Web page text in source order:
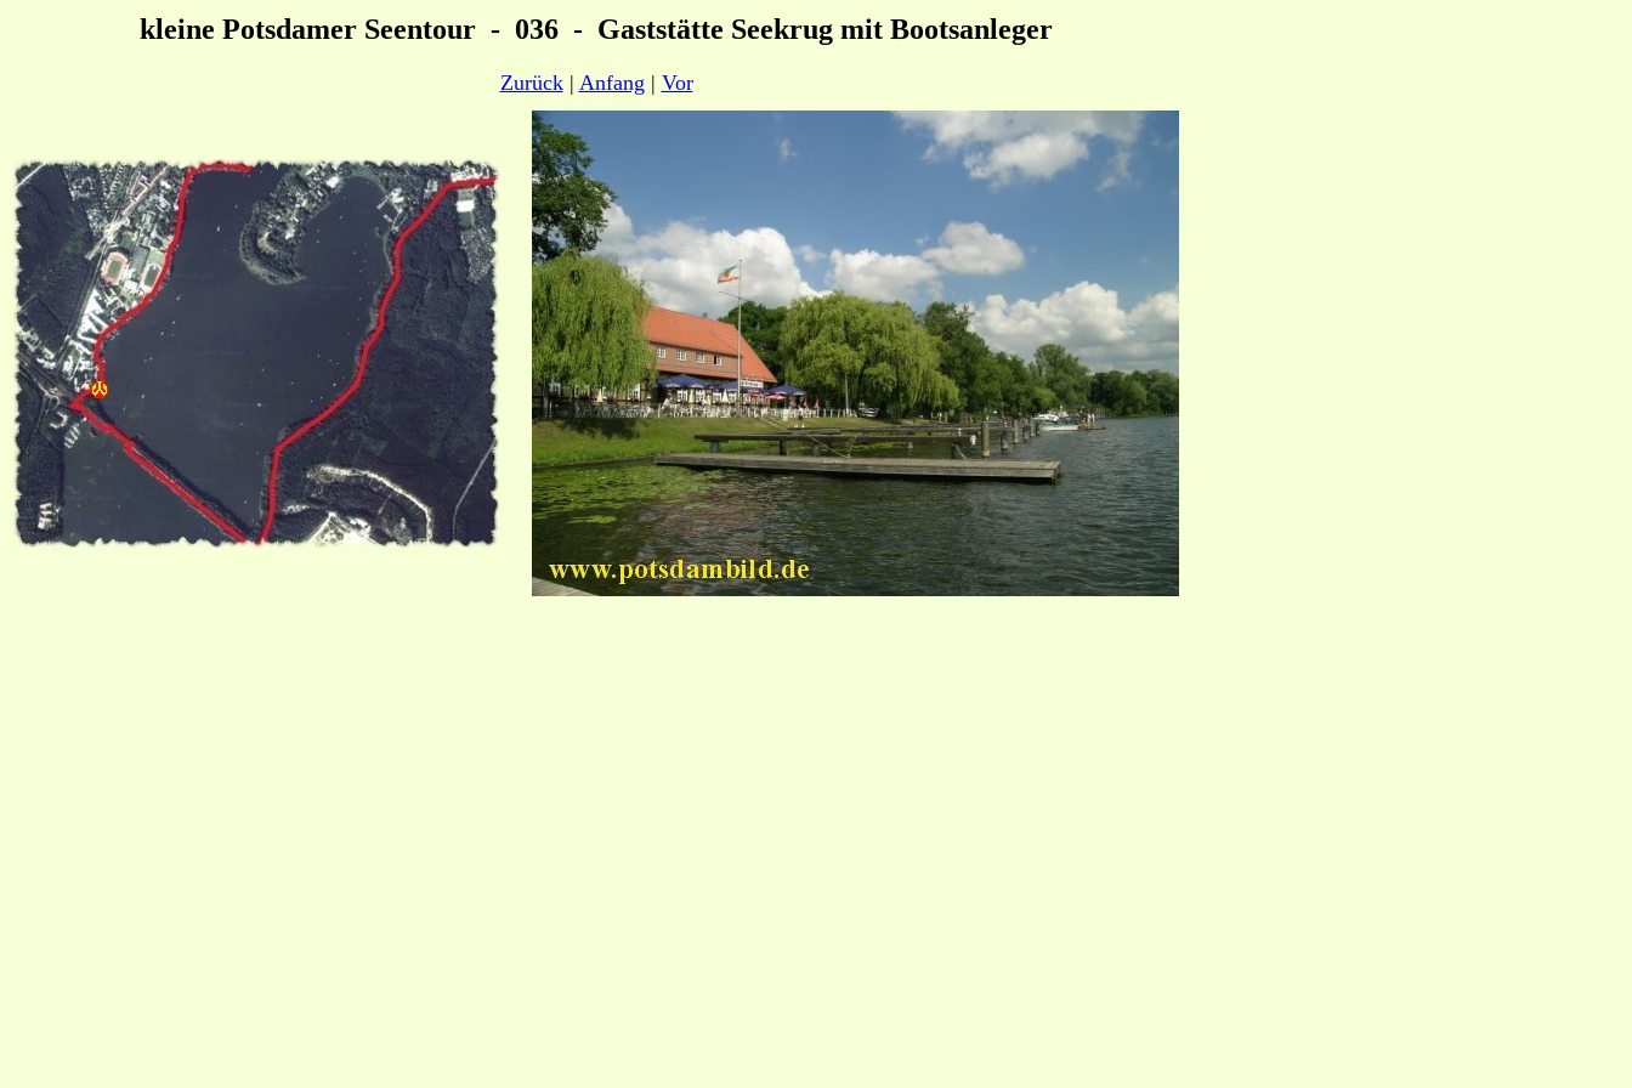
kleine Potsdamer Seentour - 036 - Gaststätte Seekrug mit Bootsanleger
Zurück| Anfang | Vor